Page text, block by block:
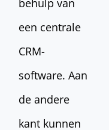
behulp van
een centrale
CRM-
software. Aan
de andere
kant kunnen